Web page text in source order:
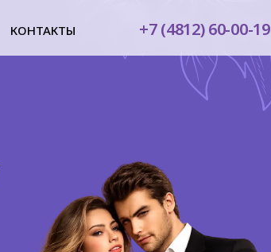
+7 (4812) 60-00-19
КОНТАКТЫ